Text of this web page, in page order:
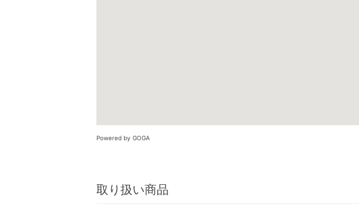
Powered by GOGA
取り扱い商品